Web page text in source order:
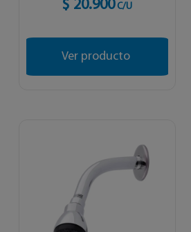
$ 20.900 C/U
Ver producto